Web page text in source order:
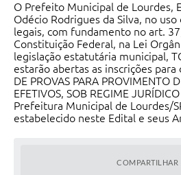
Arquivos para Download
Cadastro para Estágio
Contas Públicas
Diário Oficial
Junta Militar
O Prefeito Municipal de Lourdes,
Odécio Rodrigues da Silva, no
legais, com fundamento no art.
Constituição Federal, na Lei
legislação estatutária municipal,
estarão abertas as inscrições para
DE PROVAS PARA PROVIMENTO
EFETIVOS, SOB REGIME
Prefeitura Municipal de Lourdes/
estabelecido neste Edital e seus
COMPARTILHAR